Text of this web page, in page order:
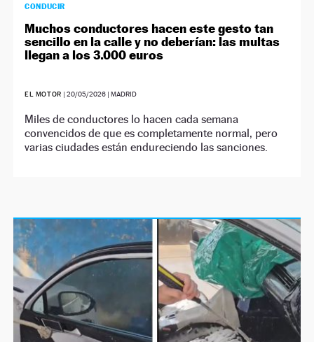
CONDUCIR
Muchos conductores hacen este gesto tan
sencillo en la calle y no deberían: las multas
llegan a los 3.000 euros
EL MOTOR | 20/05/2026| MADRID
Miles de conductores lo hacen cada semana
convencidos de que es completamente normal, pero
varias ciudades están endureciendo las sanciones.